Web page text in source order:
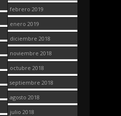
febrero 2019
enero 2019
diciembre 2018
noviembre 2018
octubre 2018
septiembre 2018
agosto 2018
julio 2018